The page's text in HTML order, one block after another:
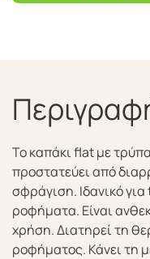
Το καπάκι flat με
προστατεύει από
σφράγιση. Ιδανικό
ροφήματα. Είναι
χρήση. Διατηρεί τη
ροφήματος. Κάνει τη